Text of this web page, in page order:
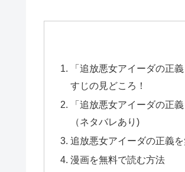
「追放悪女アイーダの正
すじの見どころ！
「追放悪女アイーダの正
（ネタバレあり)
追放悪女アイーダの正義
漫画を無料で読む方法